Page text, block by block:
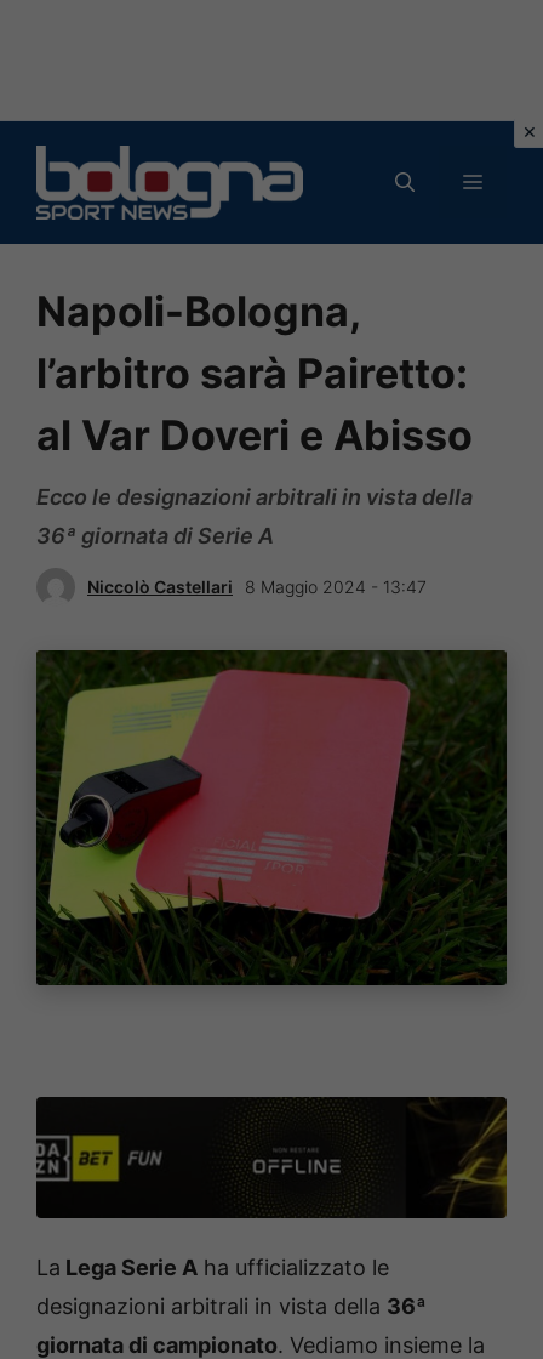
contenuto
MENU
Napoli-Bologna,
l’arbitro sarà Pairetto:
al Var Doveri e Abisso
Ecco le designazioni arbitrali in vista della
36ª giornata di Serie A
Niccolò Castellari 8 Maggio 2024 - 13:47
La Lega Serie A ha ufficializzato le
designazioni arbitrali in vista della 36ª
giornata di campionato. Vediamo insieme la